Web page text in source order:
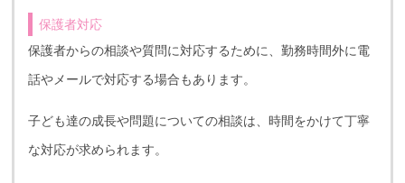
保護者対応
保護者からの相談や質問に対応するために、勤務時間外に電
話やメールで対応する場合もあります。
子ども達の成長や問題についての相談は、時間をかけて丁寧
な対応が求められます。